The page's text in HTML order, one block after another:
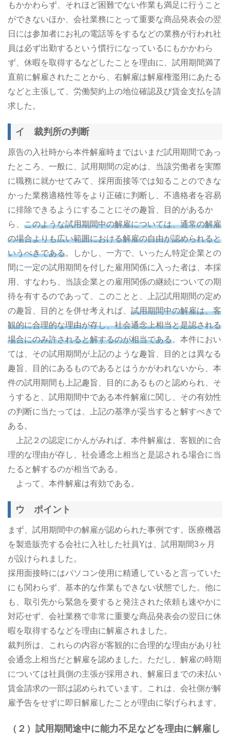
もかかわらず、それほど困難でない作業も満足に行うこと
ができないほか、会社業務にとって重要な商品発表会の翌
日には参加者にお礼の電話等をするなどの業務が行われ社
員は必ず出勤するという慣行になっているにもかかわら
ず、休暇を取得するなどしたことを理由に、試用期間満了
直前に解雇されたことから、右解雇は解雇権濫用にあたる
などと主張して、労働契約上の地位確認及び賃金支払を請
求した。
イ 裁判所の判断
原告の入社時から本件解雇時まではいまだ試用期間であっ
たところ、一般に、試用期間の定めは、当該労働者を実際
に職務に就かせてみて、採用面接等では知ることのできな
かった業務適格性等をより正確に判断し、不適格者を容易
に排除できるようにすることにその趣旨、目的があるか
ら、 このような試用期間中の解雇については、通常の解雇
の場合よりも広い範囲における解雇の自由が認められると
いうべきである。しかし、一方で、いったん特定企業との
間に一定の試用期間を付した雇用関係に入った者は、本採
用、すなわち、当該企業との雇用関係の継続についての期
待を有するのであって、このことと、上記試用期間の定め
の趣旨、目的とを併せ考えれば、 試用期間中の解雇は、客
観的に合理的な理由が存し、社会通念上相当と是認される
場合にのみ許されると解するのが相当である。本件におい
ては、その試用期間が上記のような趣旨、目的とは異なる
趣旨、目的にあるものであるとはうかがわれないから、本
件の試用期間も上記趣旨、目的にあるものと認められ、そ
うすると、試用期間中である本件解雇に関し、その有効性
の判断に当たっては、上記の基準が妥当すると解すべきで
ある。
上記２の認定にかんがみれば、本件解雇は、客観的に合
理的な理由が存し、社会通念上相当と是認される場合に当
たると解するのが相当である。
よって、本件解雇は有効である。
ウ ポイント
まず、試用期間中の解雇が認められた事例です。医療機器
を製造販売する会社に入社した社員Yは、試用期間3ヶ月
が設けられました。
採用面接時にはパソコン使用に精通していると言っていた
にも関わらず、基本的な作業もできない状態でした。他に
も、取引先から緊急を要すると発注された依頼も速やかに
対応せず、会社業務で非常に重要な商品発表会の翌日に休
暇を取得するなどを理由に解雇されました。
裁判所は、これらの内容が客観的に合理的な理由があり社
会通念上相当だと解雇を認めました。ただし、解雇の時期
については社員側の主張が採用され、解雇日までの未払い
賃金請求の一部は認められています。これは、会社側が解
雇予告をせずに即日解雇したことが理由に挙げられます。
（２）試用期間途中に能力不足などを理由に解雇し